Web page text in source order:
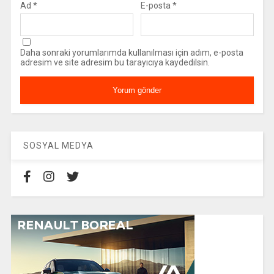
Ad * E-posta *
Daha sonraki yorumlarımda kullanılması için adım, e-posta
adresim ve site adresim bu tarayıcıya kaydedilsin.
SOSYAL MEDYA